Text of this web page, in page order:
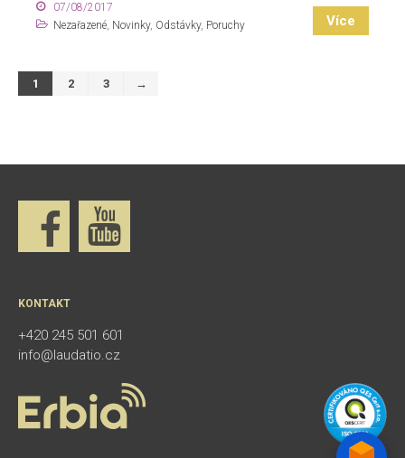
07/08/2017
Nezařazené, Novinky, Odstávky, Poruchy Více
1 2 3 →
KONTAKT
+420 245 501 601
info@laudatio.cz